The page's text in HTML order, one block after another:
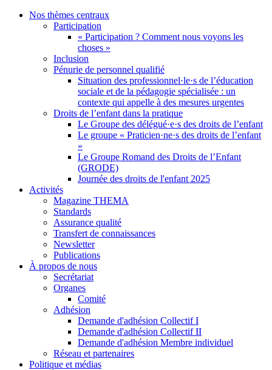
Nos thèmes centraux
Participation
« Participation ? Comment nous voyons les
choses »
Inclusion
Pénurie de personnel qualifié
Situation des professionnel·le·s de l’éducation
sociale et de la pédagogie spécialisée : un
contexte qui appelle à des mesures urgentes
Droits de l’enfant dans la pratique
Le Groupe des délégué·e·s des droits de l’enfant
Le groupe « Praticien·ne·s des droits de l’enfant
»
Le Groupe Romand des Droits de l’Enfant
(GRODE)
Journée des droits de l'enfant 2025
Activités
Magazine THEMA
Standards
Assurance qualité
Transfert de connaissances
Newsletter
Publications
À propos de nous
Secrétariat
Organes
Comité
Adhésion
Demande d'adhésion Collectif I
Demande d'adhésion Collectif II
Demande d'adhésion Membre individuel
Réseau et partenaires
Politique et médias